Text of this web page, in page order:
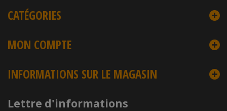
CATÉGORIES
MON COMPTE
INFORMATIONS SUR LE MAGASIN
Lettre d'informations